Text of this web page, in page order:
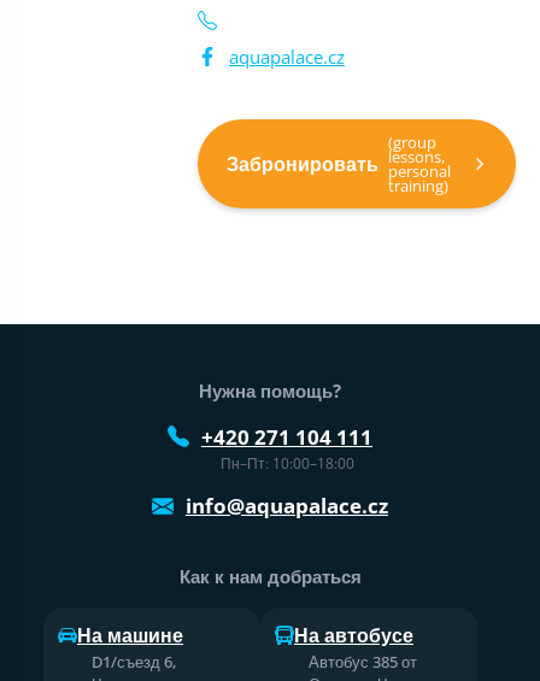
aquapalace.cz
Забронировать
(group
lessons,
personal
training)
Нижний колонтитул веб-сайта
Нужна помощь?
+420 271 104 111
Пн–Пт: 10:00–18:00
info@aquapalace.cz
Как к нам добраться
На машине
D1/съезд 6,
На автобусе
Автобус 385 от